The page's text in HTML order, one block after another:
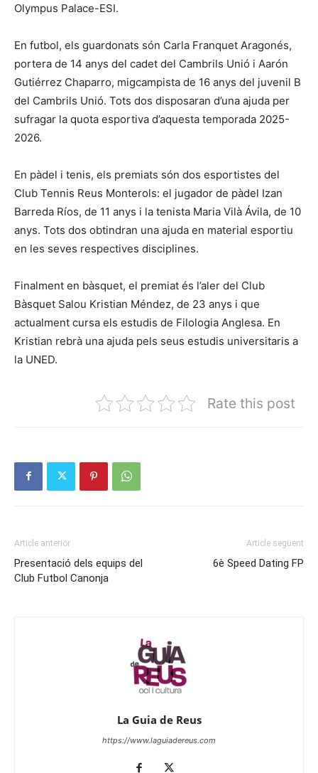
Olympus Palace-ESI.
En futbol, els guardonats són Carla Franquet Aragonés,
portera de 14 anys del cadet del Cambrils Unió i Aarón
Gutiérrez Chaparro, migcampista de 16 anys del juvenil B
del Cambrils Unió. Tots dos disposaran d’una ajuda per
sufragar la quota esportiva d’aquesta temporada 2025-
2026.
En pàdel i tenis, els premiats són dos esportistes del
Club Tennis Reus Monterols: el jugador de pàdel Izan
Barreda Ríos, de 11 anys i la tenista Maria Vilà Ávila, de 10
anys. Tots dos obtindran una ajuda en material esportiu
en les seves respectives disciplines.
Finalment en bàsquet, el premiat és l’aler del Club
Bàsquet Salou Kristian Méndez, de 23 anys i que
actualment cursa els estudis de Filologia Anglesa. En
Kristian rebrà una ajuda pels seus estudis universitaris a
la UNED.
Rate this post
Article anterior
Presentació dels equips del
Club Futbol Canonja
Article següent
6è Speed Dating FP
La Guia de Reus
https://www.laguiadereus.com